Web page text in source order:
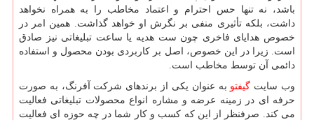
باشد، نه تنها حس احترام و اعتماد مخاطب را به همراه نخواهد
داشت، بلکه تأثیری منفی بر نگرش او خواهد گذاشت. همین امر در
خصوص هدایای فاخری چون ست هدیه یا ساعت تبلیغاتی نیز صادق
است. زیرا در این خصوص، اصل بر کاربردی بودن محصول و استفاده
دائمی آن توسط مخاطب است.
وب سایت گیفتو به عنوان یکی از برندهای شرکت آفرنگ، به صورت
حرفه ای در زمینه عرضه و مشاره انواع محصولات تبلیغاتی فعالیت
می کند. صرفنظر از این که کسب و کار شما در چه حوزه ای فعالیت